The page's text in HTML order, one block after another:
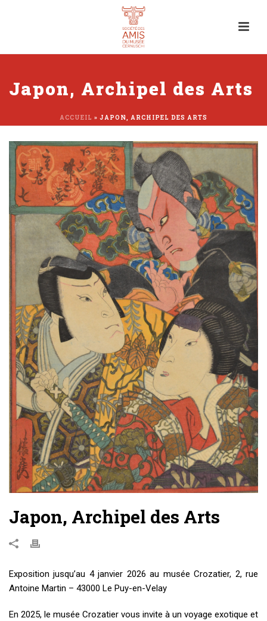
Japon, Archipel des Arts
ACCUEIL » JAPON, ARCHIPEL DES ARTS
Japon, Archipel des Arts
Exposition jusqu’au 4 janvier 2026 au musée Crozatier, 2, rue
Antoine Martin – 43000 Le Puy-en-Velay
En 2025, le musée Crozatier vous invite à un voyage exotique et